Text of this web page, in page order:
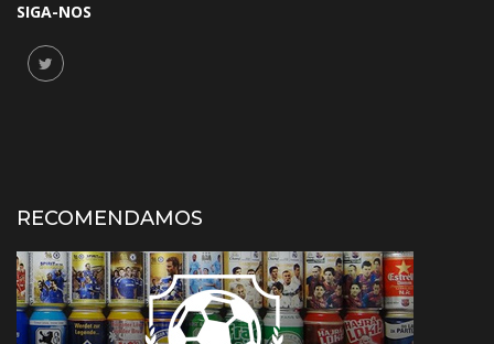
SIGA-NOS
RECOMENDAMOS